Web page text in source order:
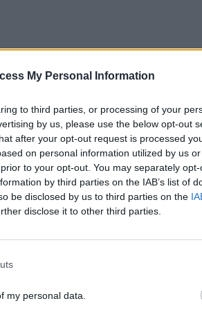
My Personal Information
to third parties, or processing of your
by us, please use the below opt-out
after your opt-out request is processed
on personal information utilized by us
to your opt-out. You may separately
by third parties on the IAB’s list of
be disclosed by us to third parties on the
disclose it to other third parties.
my personal data.
από το κλείσιμο της
7,15% (από 6,78% τον
και 6,00% αντίστοιχα), της
(από 5,68% και 5,51%).